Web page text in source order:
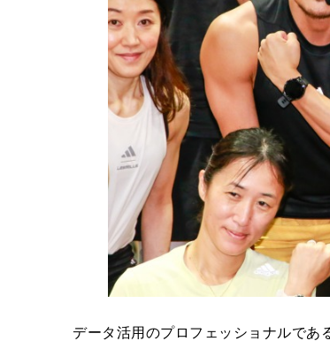
データ活用のプロフェッショナルであ